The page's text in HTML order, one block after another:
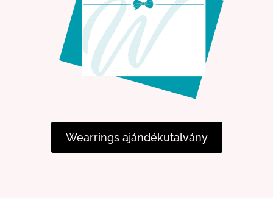
Wearrings ajándékutalvány